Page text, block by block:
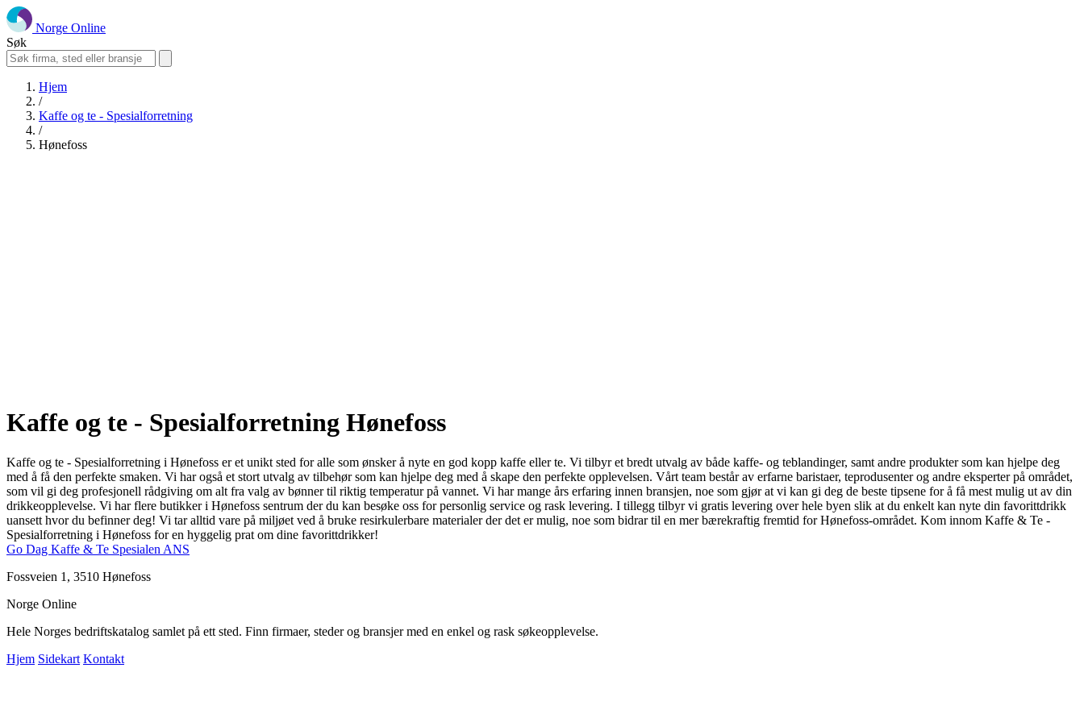
Norge Online
Søk
Hjem
/
Kaffe og te - Spesialforretning
/
Hønefoss
Kaffe og te - Spesialforretning Hønefoss
Kaffe og te - Spesialforretning i Hønefoss er et unikt sted for alle som ønsker å nyte en god kopp kaffe eller te. Vi tilbyr et bredt utvalg av både kaffe- og teblandinger, samt andre produkter som kan hjelpe deg
med å få den perfekte smaken. Vi har også et stort utvalg av tilbehør som kan hjelpe deg med å skape den perfekte opplevelsen. Vårt team består av erfarne baristaer, teprodusenter og andre eksperter på området,
som vil gi deg profesjonell rådgiving om alt fra valg av bønner til riktig temperatur på vannet. Vi har mange års erfaring innen bransjen, noe som gjør at vi kan gi deg de beste tipsene for å få mest mulig ut av din
drikkeopplevelse. Vi har flere butikker i Hønefoss sentrum der du kan besøke oss for personlig service og rask levering. I tillegg tilbyr vi gratis levering over hele byen slik at du enkelt kan nyte din favorittdrikk
uansett hvor du befinner deg! Vi tar alltid vare på miljøet ved å bruke resirkulerbare materialer der det er mulig, noe som bidrar til en mer bærekraftig fremtid for Hønefoss-området. Kom innom Kaffe & Te -
Spesialforretning i Hønefoss for en hyggelig prat om dine favorittdrikker!
Go Dag Kaffe & Te Spesialen ANS
Fossveien 1, 3510 Hønefoss
Norge Online
Hele Norges bedriftskatalog samlet på ett sted. Finn firmaer, steder og bransjer med en enkel og rask søkeopplevelse.
Hjem Sidekart Kontakt